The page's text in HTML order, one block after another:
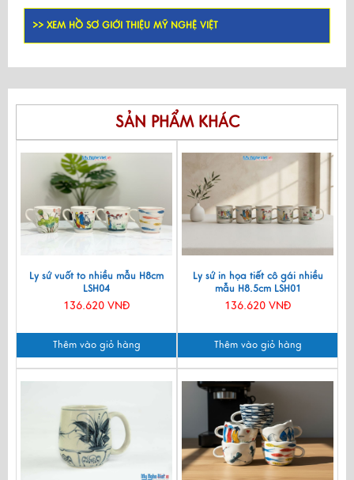
>> XEM HỒ SƠ GIỚI THIỆU MỸ NGHỆ VIỆT
SẢN PHẨM KHÁC
Ly sứ vuốt to nhiều mẫu H8cm
LSH04
136.620 VNĐ
Thêm vào giỏ hàng
Ly sứ in họa tiết cô gái nhiều
mẫu H8.5cm LSH01
136.620 VNĐ
Thêm vào giỏ hàng